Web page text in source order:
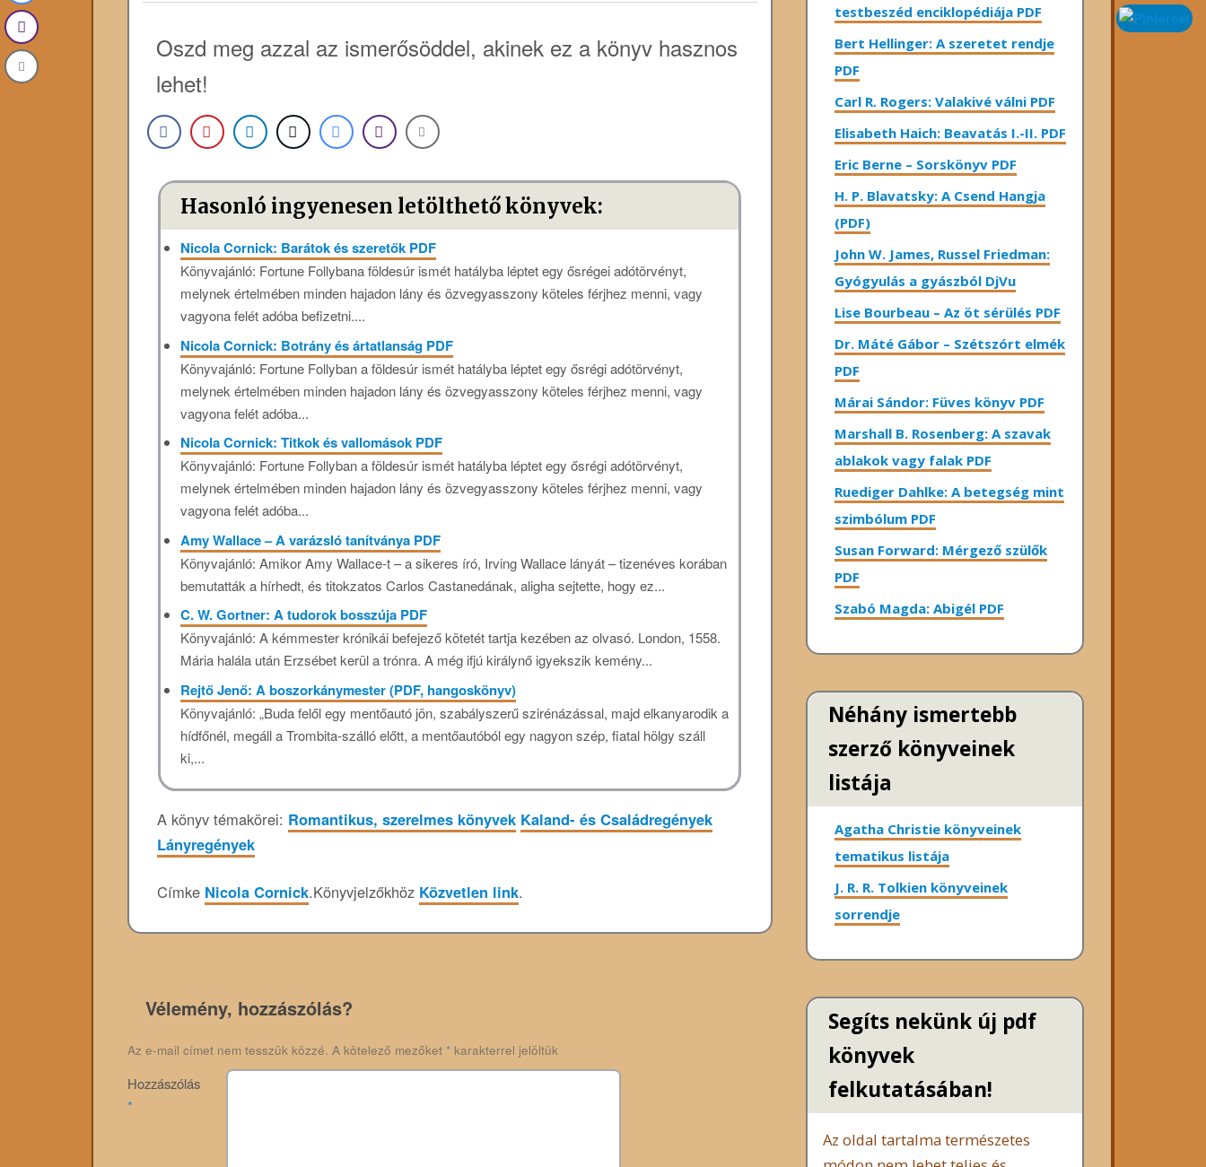
Oszd meg azzal az ismerősöddel, akinek ez a könyv hasznos
lehet!
Hasonló ingyenesen letölthető könyvek:
Nicola Cornick: Barátok ​és szeretők PDF
Könyvajánló: Fortune ​Follybana földesúr ismét hatályba léptet egy ősrégei adótörvényt,
melynek értelmében minden hajadon lány és özvegyasszony köteles férjhez menni, vagy
vagyona felét adóba befizetni....
Nicola Cornick: Botrány és ártatlanság PDF
Könyvajánló: Fortune Follyban a földesúr ismét hatályba léptet egy ősrégi adótörvényt,
melynek értelmében minden hajadon lány és özvegyasszony köteles férjhez menni, vagy
vagyona felét adóba...
Nicola Cornick: Titkok és vallomások PDF
Könyvajánló: Fortune Follyban a földesúr ismét hatályba léptet egy ősrégi adótörvényt,
melynek értelmében minden hajadon lány és özvegyasszony köteles férjhez menni, vagy
vagyona felét adóba...
Amy Wallace – A varázsló tanítványa PDF
Könyvajánló: Amikor Amy Wallace-t – a sikeres író, Irving Wallace lányát – tizenéves korában
bemutatták a hírhedt, és titokzatos Carlos Castanedának, aligha sejtette, hogy ez...
C. W. Gortner: A tudorok bosszúja PDF
Könyvajánló: A kémmester krónikái befejező kötetét tartja kezében az olvasó. London, 1558.
Mária halála után Erzsébet kerül a trónra. A még ifjú királynő igyekszik kemény...
Rejtő Jenő: A boszorkánymester (PDF, hangoskönyv)
Könyvajánló: „Buda felől egy mentőautó jön, szabályszerű szirénázással, majd elkanyarodik a
hídfőnél, megáll a Trombita-szálló előtt, a mentőautóból egy nagyon szép, fiatal hölgy száll
ki,...
A könyv témakörei: Romantikus, szerelmes könyvek Kaland- és Családregények
Lányregények
Címke Nicola Cornick.Könyvjelzőkhöz Közvetlen link.
Vélemény, hozzászólás?
Az e-mail címet nem tesszük közzé. A kötelező mezőket *karakterrel jelöltük
Hozzászólás
*
testbeszéd enciklopédiája PDF
Bert Hellinger: A ​szeretet rendje
PDF
Carl R. Rogers: Valakivé válni PDF
Elisabeth Haich: Beavatás I.-II. PDF
Eric Berne – Sorskönyv PDF
H. P. Blavatsky: A Csend Hangja
(PDF)
John W. James, Russel Friedman:
Gyógyulás a gyászból DjVu
Lise Bourbeau – Az öt sérülés PDF
Dr. Máté Gábor – Szétszórt elmék
PDF
Márai Sándor: Füves könyv PDF
Marshall B. Rosenberg: A szavak
ablakok vagy falak PDF
Ruediger Dahlke: A betegség mint
szimbólum PDF
Susan Forward: Mérgező szülők
PDF
Szabó Magda: Abigél PDF
Néhány ismertebb
szerző könyveinek
listája
Agatha Christie könyveinek
tematikus listája
J. R. R. Tolkien könyveinek
sorrendje
Segíts nekünk új pdf
könyvek
felkutatásában!
Az oldal tartalma természetes